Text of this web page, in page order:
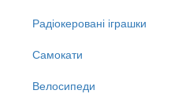
Радіокеровані іграшки
Самокати
Велосипеди